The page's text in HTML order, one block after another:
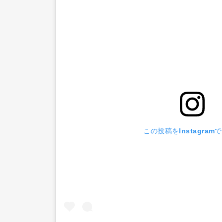
この投稿をInstagram